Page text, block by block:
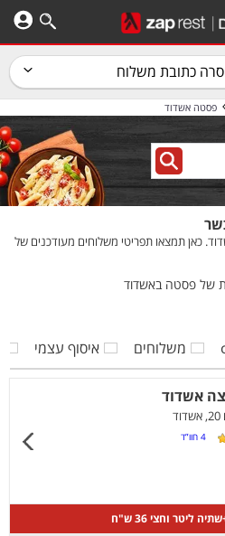
כתובת משלוח
פסטה אשדוד
כאן תמצאו תפריטי משלוחים מעודכנים של
משלוחים איסוף עצמי
אשדוד
4 חוו”ד
ליטר וחצי 36 ש"ח